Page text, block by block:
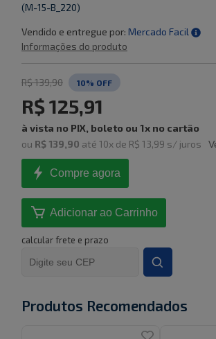
(M-15-B_220)
Vendido e entregue por: Mercado Facil
Informações do produto
R$ 139,90 10% OFF
R$ 125,91
à vista no PIX, boleto ou 1x no cartão
ou R$ 139,90 até 10x de R$ 13,99 s/ juros
Compre agora
Adicionar ao Carrinho
calcular frete e prazo
Produtos Recomendados